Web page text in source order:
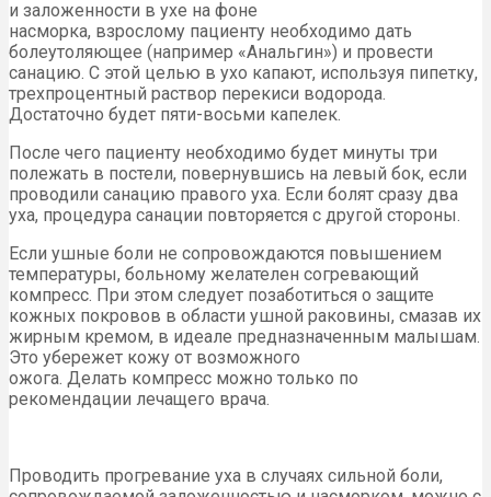
и заложенности в ухе на фоне
насморка, взрослому пациенту необходимо дать
болеутоляющее (например «Анальгин») и провести
санацию. С этой целью в ухо капают, используя пипетку,
трехпроцентный раствор перекиси водорода.
Достаточно будет пяти-восьми капелек.
После чего пациенту необходимо будет минуты три
полежать в постели, повернувшись на левый бок, если
проводили санацию правого уха. Если болят сразу два
уха, процедура санации повторяется с другой стороны.
Если ушные боли не сопровождаются повышением
температуры, больному желателен согревающий
компресс. При этом следует позаботиться о защите
кожных покровов в области ушной раковины, смазав их
жирным кремом, в идеале предназначенным малышам.
Это убережет кожу от возможного
ожога. Делать компресс можно только по
рекомендации лечащего врача.
Проводить прогревание уха в случаях сильной боли,